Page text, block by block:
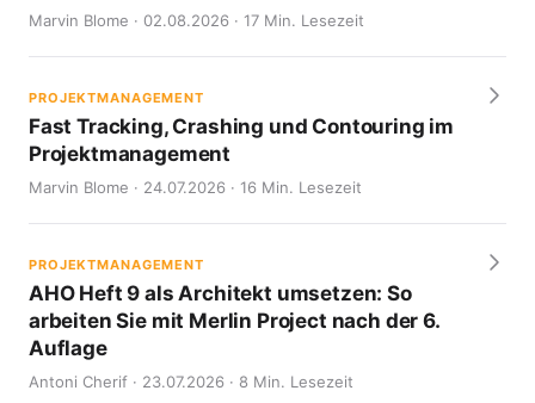
Marvin Blome · 02.08.2026 · 17 Min. Lesezeit
PROJEKTMANAGEMENT
Fast Tracking, Crashing und Contouring im
Projektmanagement
Marvin Blome · 24.07.2026 · 16 Min. Lesezeit
PROJEKTMANAGEMENT
AHO Heft 9 als Architekt umsetzen: So
arbeiten Sie mit Merlin Project nach der 6.
Auflage
Antoni Cherif · 23.07.2026 · 8 Min. Lesezeit